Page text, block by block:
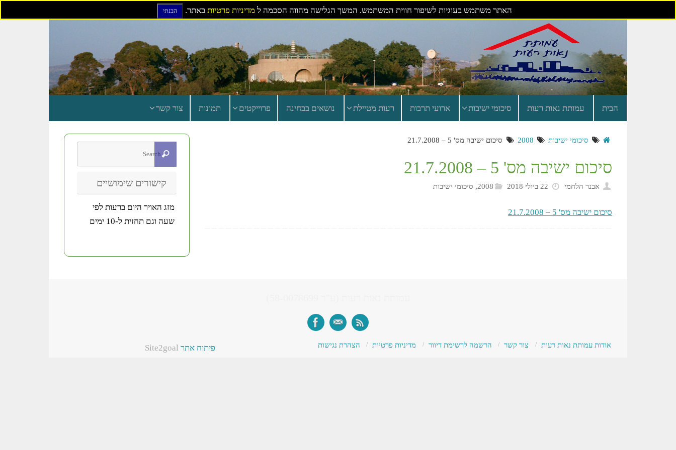
האתר משתמש בעוגיות לשיפור חווית המשתמש. המשך הגלישה מהווה הסכמה למדיניות פרטיות באתר. הבנתי
הבית עמותת נאות רעות סיכומי ישיבות ארועי תרבות רעות מטיילת נושאים בבחינה פרוייקטים תמונות צור קשר
סיכומי ישיבות 2008 סיכום ישיבה מס' 5 – 21.7.2008
סיכום ישיבה מס' 5 – 21.7.2008
אבנר הלחמי 22 ביולי 2018 2008
, סיכומי ישיבות
סיכום ישיבה מס' 5 – 21.7.2008
קישורים שימושיים
מזג האויר היום ברעות לפי
שעה וגם תחזית ל-10 ימים
אודות עמותת נאות רעות צור קשר הרשמה לרשימת דיוור מדיניות פרטיות הצהרת נגישות פיתוח אתרSite2goal